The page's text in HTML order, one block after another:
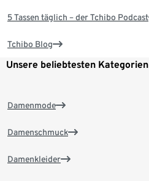
5 Tassen täglich – der Tchibo Podcast
Tchibo Blog
Unsere beliebtesten Kategorien
Damenmode
Damenschmuck
Damenkleider